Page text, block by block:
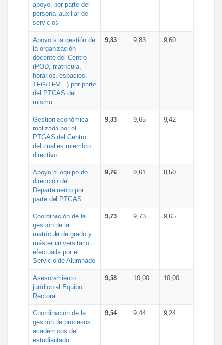
apoyo, por parte del
personal auxiliar de
servicios
Apoyo a la gestión de
la organización
docente del Centro
(POD, matrícula,
horarios, espacios,
TFG/TFM...) por parte
del PTGAS del
mismo
9,83 9,83 9,60
Gestión económica
realizada por el
PTGAS del Centro
del cual es miembro
directivo
9,83 9,65 9,42
Apoyo al equipo de
dirección del
Departamento por
parte del PTGAS
9,76 9,61 9,50
Coordinación de la
gestión de la
matrícula de grado y
máster universitario
efectuada por el
Servicio de Alumnado
9,73 9,73 9,65
Asesoramiento
jurídico al Equipo
Rectoral
9,58 10,00 10,00
Coordinación de la
gestión de procesos
académicos del
estudiantado
9,54 9,44 9,24